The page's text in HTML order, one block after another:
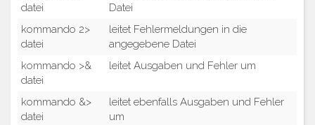
datei
Datei
kommando 2>
datei
leitet Fehlermeldungen in die
angegebene Datei
kommando >&
datei
leitet Ausgaben und Fehler um
kommando &>
datei
leitet ebenfalls Ausgaben und Fehler
um